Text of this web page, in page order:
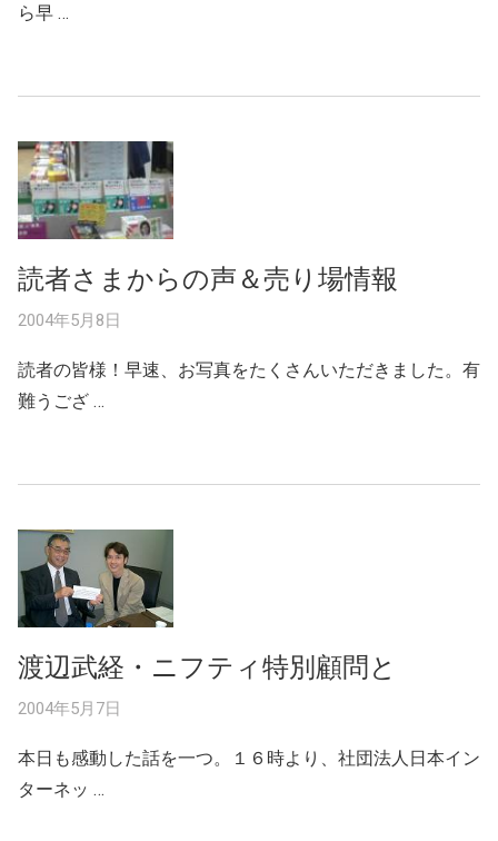
ら早 …
読者さまからの声＆売り場情報
2004年5月8日
読者の皆様！早速、お写真をたくさんいただきました。有
難うござ …
渡辺武経・ニフティ特別顧問と
2004年5月7日
本日も感動した話を一つ。１６時より、社団法人日本イン
ターネッ …